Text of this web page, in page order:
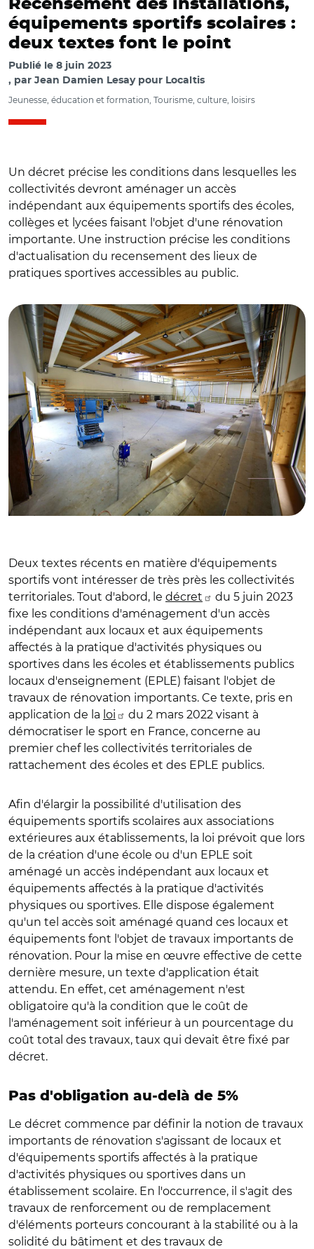
Recensement des installations,
équipements sportifs scolaires :
deux textes font le point
Publié le 8 juin 2023
par Jean Damien Lesay pour Localtis
Jeunesse, éducation et formation, Tourisme, culture, loisirs
Un décret précise les conditions dans lesquelles les
collectivités devront aménager un accès
indépendant aux équipements sportifs des écoles,
collèges et lycées faisant l'objet d'une rénovation
importante. Une instruction précise les conditions
d'actualisation du recensement des lieux de
pratiques sportives accessibles au public.
Deux textes récents en matière d'équipements
sportifs vont intéresser de très près les collectivités
territoriales. Tout d'abord, le décret
du 5 juin 2023
fixe les conditions d'aménagement d'un accès
indépendant aux locaux et aux équipements
affectés à la pratique d'activités physiques ou
sportives dans les écoles et établissements publics
locaux d'enseignement (EPLE) faisant l'objet de
travaux de rénovation importants. Ce texte, pris en
application de la loi
du 2 mars 2022 visant à
démocratiser le sport en France, concerne au
premier chef les collectivités territoriales de
rattachement des écoles et des EPLE publics.
Afin d'élargir la possibilité d'utilisation des
équipements sportifs scolaires aux associations
extérieures aux établissements, la loi prévoit que lors
de la création d'une école ou d'un EPLE soit
aménagé un accès indépendant aux locaux et
équipements affectés à la pratique d'activités
physiques ou sportives. Elle dispose également
qu'un tel accès soit aménagé quand ces locaux et
équipements font l'objet de travaux importants de
rénovation. Pour la mise en œuvre effective de cette
dernière mesure, un texte d'application était
attendu. En effet, cet aménagement n'est
obligatoire qu'à la condition que le coût de
l'aménagement soit inférieur à un pourcentage du
coût total des travaux, taux qui devait être fixé par
décret.
Pas d'obligation au-delà de 5%
Le décret commence par définir la notion de travaux
importants de rénovation s'agissant de locaux et
d'équipements sportifs affectés à la pratique
d'activités physiques ou sportives dans un
établissement scolaire. En l'occurrence, il s'agit des
travaux de renforcement ou de remplacement
d'éléments porteurs concourant à la stabilité ou à la
solidité du bâtiment et des travaux de